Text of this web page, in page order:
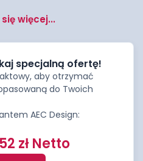
więcej...
specjalną ofertę!
aby otrzymać
do Twoich
AEC Design:
zł Netto